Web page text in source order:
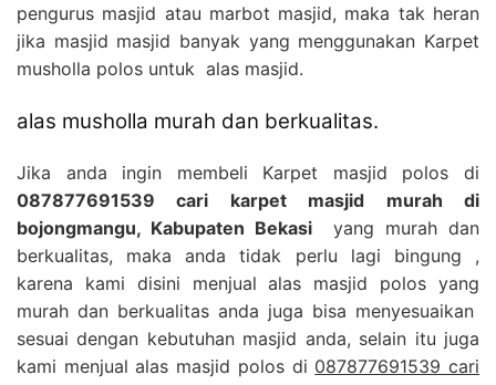
pengurus masjid atau marbot masjid, maka tak heran
jika masjid masjid banyak yang menggunakan Karpet
musholla polos untuk alas masjid.
alas musholla murah dan berkualitas.
Jika anda ingin membeli Karpet masjid polos di
087877691539 cari karpet masjid murah di
bojongmangu, Kabupaten Bekasiyang murah dan
berkualitas, maka anda tidak perlu lagi bingung ,
karena kami disini menjual alas masjid polos yang
murah dan berkualitas anda juga bisa menyesuaikan
sesuai dengan kebutuhan masjid anda, selain itu juga
kami menjual alas masjid polos di 087877691539 cari